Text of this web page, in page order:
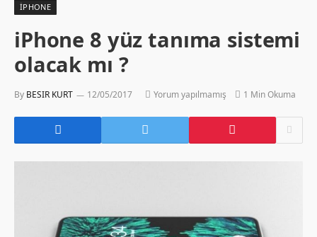
İPHONE
iPhone 8 yüz tanıma sistemi
olacak mı ?
By BESIR KURT 12/05/2017 Yorum yapılmamış 1 Min Okuma